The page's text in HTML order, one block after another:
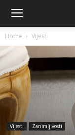
Home Vijesti
Vijesti Zanimljivosti